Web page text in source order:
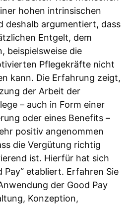
hohen intrinsischen
deshalb argumentiert, dass
Entgelt, dem
beispielsweise die
Pflegekräfte nicht
kann. Die Erfahrung zeigt,
der Arbeit der
– auch in Form einer
oder eines Benefits –
positiv angenommen
die Vergütung richtig
ist. Hierfür hat sich
Pay“ etabliert. Erfahren Sie
der Good Pay
Konzeption,